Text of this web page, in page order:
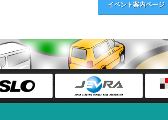
イベント案内ページ